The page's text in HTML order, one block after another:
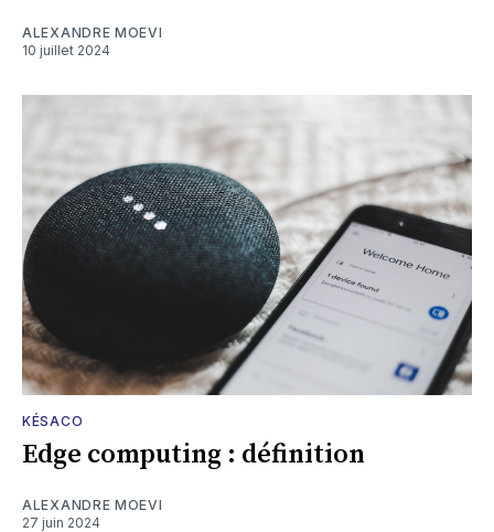
ALEXANDRE MOEVI
10 juillet 2024
KÉSACO
Edge computing : définition
ALEXANDRE MOEVI
27 juin 2024